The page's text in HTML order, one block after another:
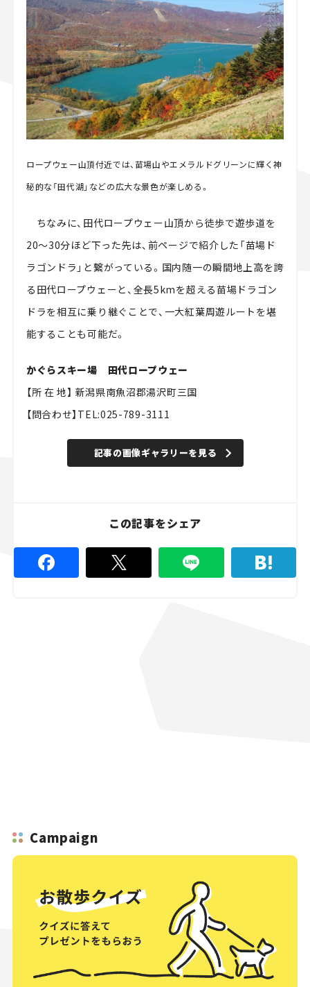
ロープウェー山頂付近では、苗場山やエメラルドグリーンに輝く神
秘的な「田代湖」などの広大な景色が楽しめる。
ちなみに、田代ロープウェー山頂から徒歩で遊歩道を
20～30分ほど下った先は、前ページで紹介した「苗場ド
ラゴンドラ」と繋がっている。国内随一の瞬間地上高を誇
る田代ロープウェーと、全長5kmを超える苗場ドラゴン
ドラを相互に乗り継ぐことで、一大紅葉周遊ルートを堪
能することも可能だ。
かぐらスキー場 田代ロープウェー
【所 在 地】 新潟県南魚沼郡湯沢町三国
【問合わせ】TEL:025-789-3111
記事の画像ギャラリーを見る
この記事をシェア
Campaign